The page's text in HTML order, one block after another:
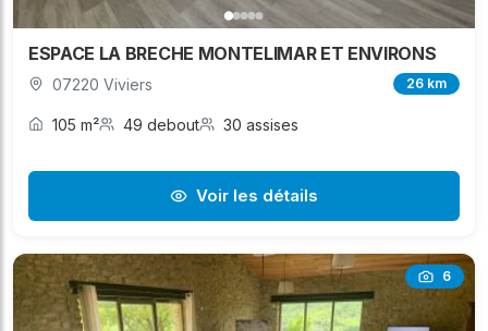
ESPACE LA BRECHE MONTELIMAR ET ENVIRONS
07220 Viviers 26 km
105 m² 49 debout 30 assises
Voir les détails
6